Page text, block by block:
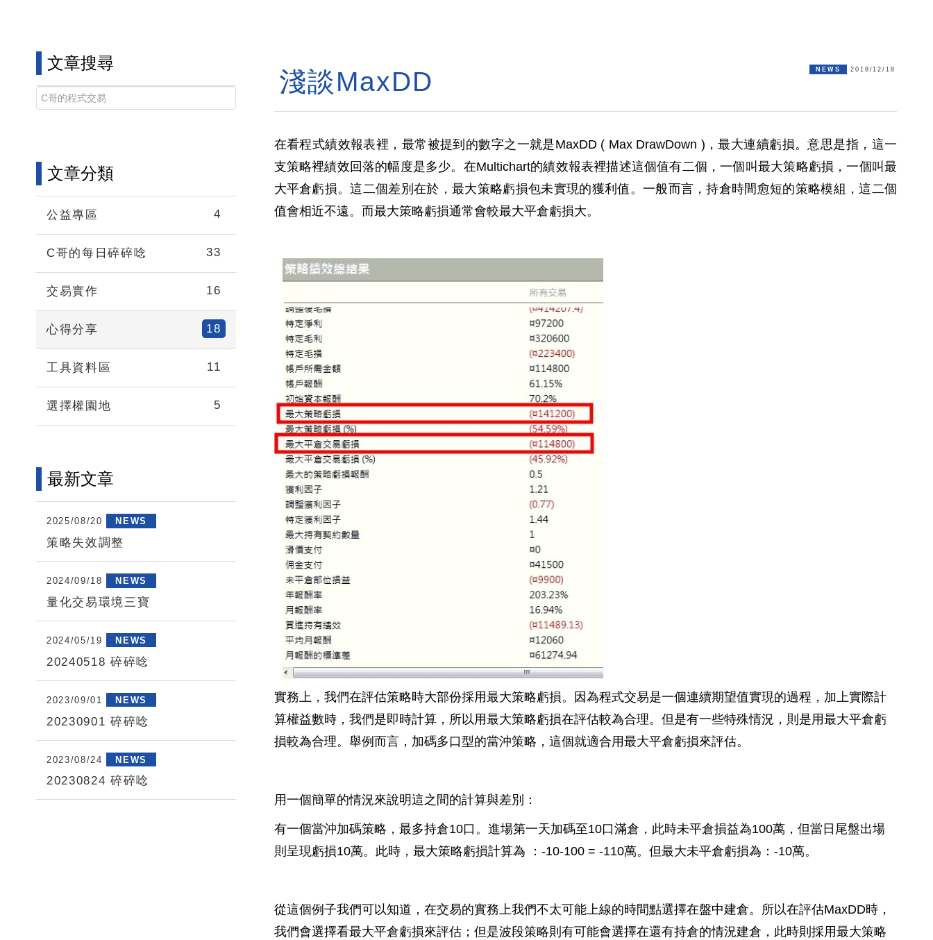
淺談MaxDD NEWS 2018/12/18
在看程式績效報表裡，最常被提到的數字之一就是MaxDD ( Max DrawDown )，最大連續虧損。意思是指，這一
支策略裡績效回落的幅度是多少。在Multichart的績效報表裡描述這個值有二個，一個叫最大策略虧損，一個叫最
大平倉虧損。這二個差別在於，最大策略虧損包未實現的獲利值。一般而言，持倉時間愈短的策略模組，這二個
值會相近不遠。而最大策略虧損通常會較最大平倉虧損大。
實務上，我們在評估策略時大部份採用最大策略虧損。因為程式交易是一個連續期望值實現的過程，加上實際計
算權益數時，我們是即時計算，所以用最大策略虧損在評估較為合理。但是有一些特殊情況，則是用最大平倉虧
損較為合理。舉例而言，加碼多口型的當沖策略，這個就適合用最大平倉虧損來評估。
用一個簡單的情況來說明這之間的計算與差別：
有一個當沖加碼策略，最多持倉10口。進場第一天加碼至10口滿倉，此時未平倉損益為100萬，但當日尾盤出場
則呈現虧損10萬。此時，最大策略虧損計算為 ：-10-100 = -110萬。但最大未平倉虧損為：-10萬。
從這個例子我們可以知道，在交易的實務上我們不太可能上線的時間點選擇在盤中建倉。所以在評估MaxDD時，
我們會選擇看最大平倉虧損來評估；但是波段策略則有可能會選擇在還有持倉的情況建倉，此時則採用最大策略
文章搜尋
文章分類
4
公益專區
33
C哥的每日碎碎唸
16
交易實作
18
心得分享
11
工具資料區
5
選擇權園地
最新文章
2025/08/20 NEWS
策略失效調整
2024/09/18 NEWS
量化交易環境三寶
2024/05/19 NEWS
20240518 碎碎唸
2023/09/01 NEWS
20230901 碎碎唸
2023/08/24 NEWS
20230824 碎碎唸